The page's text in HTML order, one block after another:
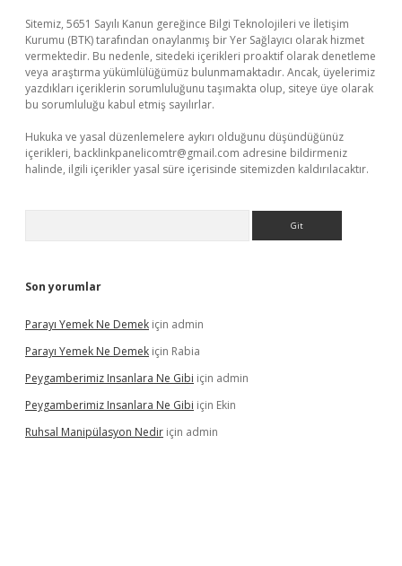
Sitemiz, 5651 Sayılı Kanun gereğince Bilgi Teknolojileri ve İletişim
Kurumu (BTK) tarafından onaylanmış bir Yer Sağlayıcı olarak hizmet
vermektedir. Bu nedenle, sitedeki içerikleri proaktif olarak denetleme
veya araştırma yükümlülüğümüz bulunmamaktadır. Ancak, üyelerimiz
yazdıkları içeriklerin sorumluluğunu taşımakta olup, siteye üye olarak
bu sorumluluğu kabul etmiş sayılırlar.
Hukuka ve yasal düzenlemelere aykırı olduğunu düşündüğünüz
içerikleri, backlinkpanelicomtr@gmail.com adresine bildirmeniz
halinde, ilgili içerikler yasal süre içerisinde sitemizden kaldırılacaktır.
Son yorumlar
Parayı Yemek Ne Demek için admin
Parayı Yemek Ne Demek için Rabia
Peygamberimiz Insanlara Ne Gibi için admin
Peygamberimiz Insanlara Ne Gibi için Ekin
Ruhsal Manipülasyon Nedir için admin